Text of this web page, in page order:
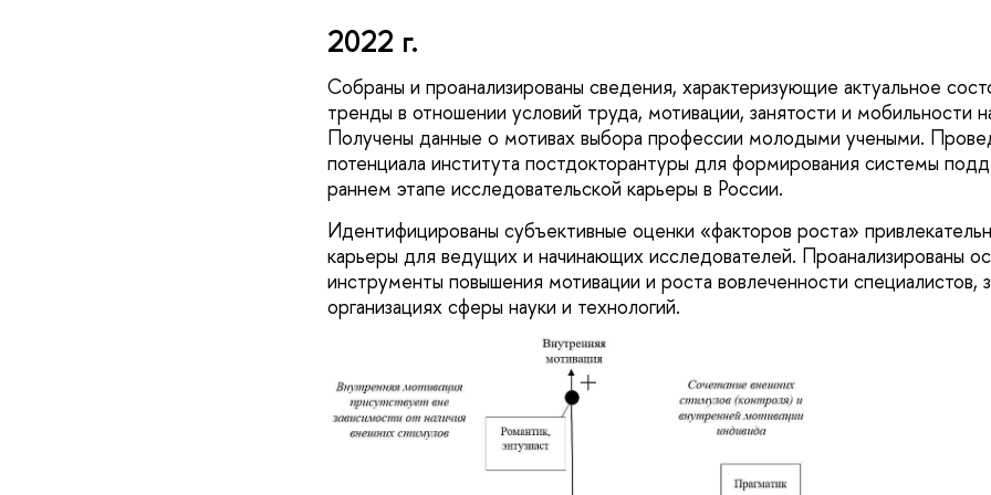
2022 г.
Собраны и проанализированы сведения, характеризующие актуальное
тренды в отношении условий труда, мотивации, занятости и мобильности
Получены данные о мотивах выбора профессии молодыми учеными.
потенциала института постдокторантуры для формирования системы
раннем этапе исследовательской карьеры в России.
Идентифицированы субъективные оценки «факторов роста»
карьеры для ведущих и начинающих исследователей. Проанализированы
инструменты повышения мотивации и роста вовлеченности специалистов,
организациях сферы науки и технологий.